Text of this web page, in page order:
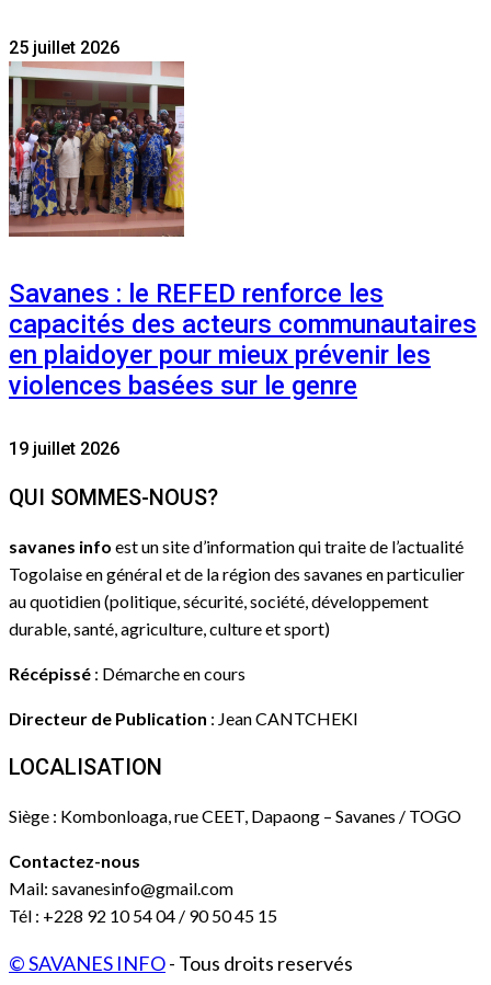
25 juillet 2026
Savanes : le REFED renforce les
capacités des acteurs communautaires
en plaidoyer pour mieux prévenir les
violences basées sur le genre
19 juillet 2026
QUI SOMMES-NOUS?
savanes info est un site d’information qui traite de l’actualité
Togolaise en général et de la région des savanes en particulier
au quotidien (politique, sécurité, société, développement
durable, santé, agriculture, culture et sport)
Récépissé : Démarche en cours
Directeur de Publication : Jean CANTCHEKI
LOCALISATION
Siège : Kombonloaga, rue CEET, Dapaong – Savanes / TOGO
Contactez-nous
Mail: savanesinfo@gmail.com
Tél : +228 92 10 54 04 / 90 50 45 15
© SAVANES INFO- Tous droits reservés